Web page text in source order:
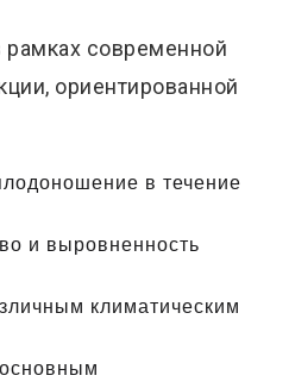
рамках современной
ориентированной
в течение
и выровненность
климатическим